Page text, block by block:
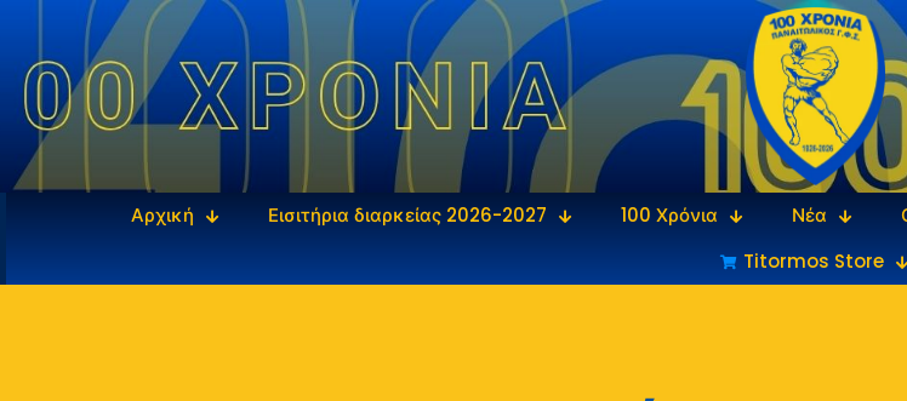
Αρχική Εισιτήρια διαρκείας 2026-2027 100 Χρόνια Νέα
Titormos Store